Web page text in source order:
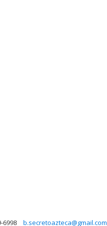
6998 b.secretoazteca@gmail.com